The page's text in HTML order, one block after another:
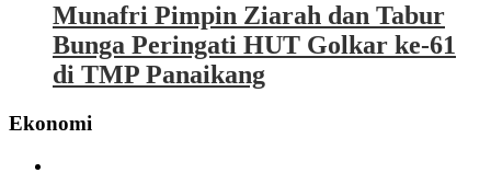
Munafri Pimpin Ziarah dan Tabur
Bunga Peringati HUT Golkar ke-61
di TMP Panaikang
Ekonomi